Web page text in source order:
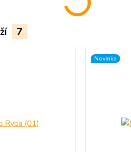
7
Novinka